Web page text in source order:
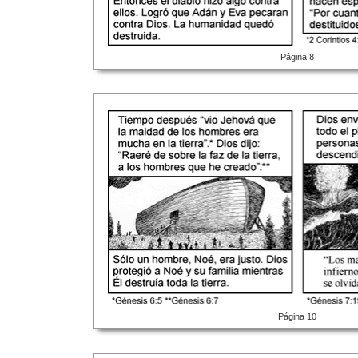
Página 8
Página 10